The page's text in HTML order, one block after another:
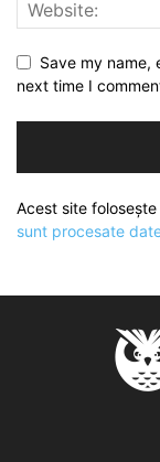
Save my name,
next time I
Acest site
sunt procesate